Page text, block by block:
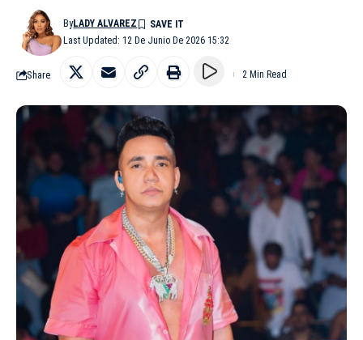
Last Updated: 12 De Junio De 2026 15:32
ByLADY ALVAREZ
Share 2 Min Read